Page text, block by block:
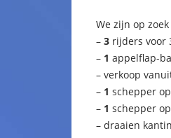
We zijn op
– 3 rijders voor
– 1 appelflap-
– verkoop
– 1 schepper
– 1 schepper
– draaien